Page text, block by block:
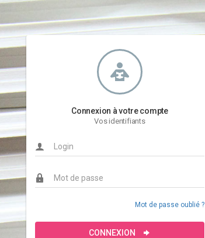
Connexion à votre compte
Vos identifiants
Mot de passe oublié ?
CONNEXION